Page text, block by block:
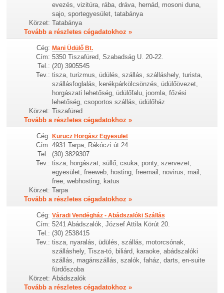
evezés, vizitúra, rába, dráva, hernád, mosoni duna,
sajo, sportegyesület, tatabánya
Körzet: Tatabánya
Tovább a részletes cégadatokhoz »
Cég: Mani Üdülő Bt.
Cím: 5350 Tiszafüred, Szabadság U. 20-22.
Tel.: (20) 3905545
Tev.: tisza, turizmus, üdülés, szállás, szálláshely, turista,
szállásfoglalás, kerékpárkölcsönzés, üdülőövezet,
horgászati lehetőség, üdülőfalu, joomla, főzési
lehetőség, csoportos szállás, üdülőház
Körzet: Tiszafüred
Tovább a részletes cégadatokhoz »
Cég: Kurucz Horgász Egyesület
Cím: 4931 Tarpa, Rákóczi út 24
Tel.: (30) 3829307
Tev.: tisza, horgászat, süllő, csuka, ponty, szervezet,
egyesület, freeweb, hosting, freemail, novirus, mail,
free, webhosting, katus
Körzet: Tarpa
Tovább a részletes cégadatokhoz »
Cég: Váradi Vendégház - Abádszalóki Szállás
Cím: 5241 Abádszalók, József Attila Körút 20.
Tel.: (30) 2538415
Tev.: tisza, nyaralás, üdülés, szállás, motorcsónak,
szálláshely, Tisza-tó, biliárd, karaoke, abádszalóki
szállás, magánszállás, szalók, faház, darts, en-suite
fürdőszoba
Körzet: Abádszalók
Tovább a részletes cégadatokhoz »